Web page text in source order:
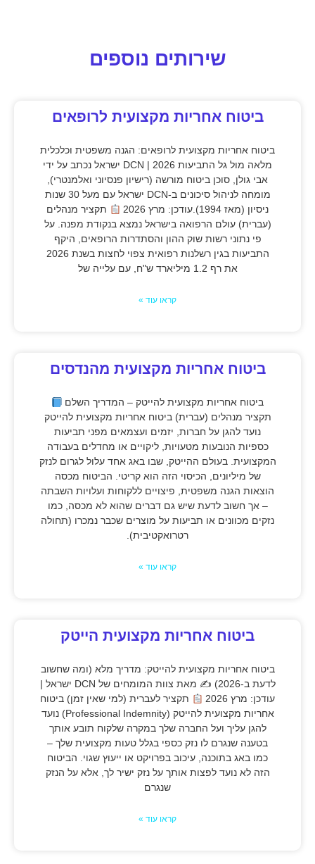
שירותים נוספים
ביטוח אחריות מקצועית לרופאים
ביטוח אחריות מקצועית לרופאים: הגנה משפטית וכלכלית
מלאה מול גל התביעות 2026 | DCN ישראל נכתב על ידי
אבי גולן, סוכן ביטוח מורשה (רישיון פנסיוני ואלמנטרי),
מומחה לניהול סיכונים ב-DCN ישראל עם מעל 30 שנות
ניסיון (מאז 1994).עודכן: מרץ 2026
תקציר מנהלים
(עברית) עולם הרפואה בישראל נמצא בנקודת מפנה. על
פי נתוני רשות שוק ההון והסתדרות הרופאים, היקף
התביעות בגין רשלנות רפואית צפוי לחצות בשנת 2026
את רף 1.2 מיליארד ש"ח, עם עלייה של
קראו עוד »
ביטוח אחריות מקצועית מהנדסים
ביטוח אחריות מקצועית להייטק – המדריך השלם
תקציר מנהלים (עברית) ביטוח אחריות מקצועית להייטק
נועד להגן על חברות, יזמים ועצמאים מפני תביעות
כספיות הנובעות מטעויות, ליקויים או מחדלים בעבודה
המקצועית. בעולם ההייטק, שבו באג אחד עלול לגרום לנזק
של מיליונים, הכיסוי הזה הוא קריטי. הביטוח מכסה
הוצאות הגנה משפטית, פיצויים ללקוחות ועלויות השבתה
– אך חשוב לדעת שיש גם דברים שהוא לא מכסה, כמו
נזקים מכוונים או תביעות על מוצרים שכבר נמכרו (תחולה
רטרואקטיבית).
קראו עוד »
ביטוח אחריות מקצועית הייטק
ביטוח אחריות מקצועית להייטק: מדריך מלא (ומה שחשוב
לדעת ב-2026) ✍
מאת צוות המומחים של DCN ישראל |
עודכן: מרץ 2026
תקציר לעברית (למי שאין זמן) ביטוח
אחריות מקצועית להייטק (Professional Indemnity) נועד
להגן עליך ועל החברה שלך במקרה שלקוח תובע אותך
בטענה שנגרם לו נזק כספי בגלל טעות מקצועית שלך –
כמו באג בתוכנה, עיכוב בפרויקט או ייעוץ שגוי. הביטוח
הזה לא נועד לפצות אותך על נזק ישיר לך, אלא על הנזק
שנגרם
קראו עוד »